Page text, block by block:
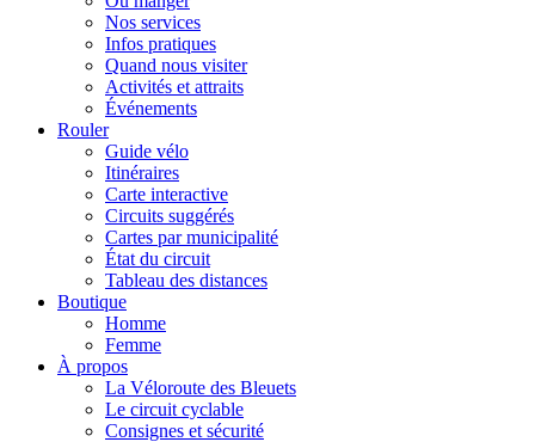
Nos services
Infos pratiques
Quand nous visiter
Activités et attraits
Événements
Rouler
Guide vélo
Itinéraires
Carte interactive
Circuits suggérés
Cartes par municipalité
État du circuit
Tableau des distances
Boutique
Homme
Femme
À propos
La Véloroute des Bleuets
Le circuit cyclable
Consignes et sécurité